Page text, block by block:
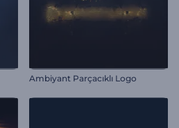
Ambiyant Parçacıklı Logo